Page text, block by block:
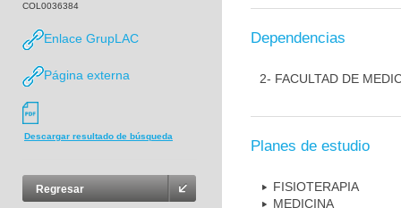
COL0036384
Enlace GrupLAC
Página externa
Descargar resultado de búsqueda
Regresar
Dependencias
2- FACULTAD DE
Planes de estudio
FISIOTERAPIA
MEDICINA